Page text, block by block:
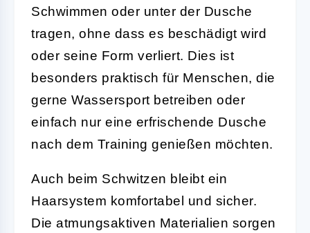
Schwimmen oder unter der Dusche
tragen, ohne dass es beschädigt wird
oder seine Form verliert. Dies ist
besonders praktisch für Menschen, die
gerne Wassersport betreiben oder
einfach nur eine erfrischende Dusche
nach dem Training genießen möchten.
Auch beim Schwitzen bleibt ein
Haarsystem komfortabel und sicher.
Die atmungsaktiven Materialien sorgen